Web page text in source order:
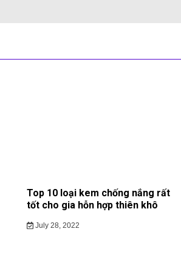
Top 10 loại kem chống nắng rất
tốt cho gia hỗn hợp thiên khô
July 28, 2022